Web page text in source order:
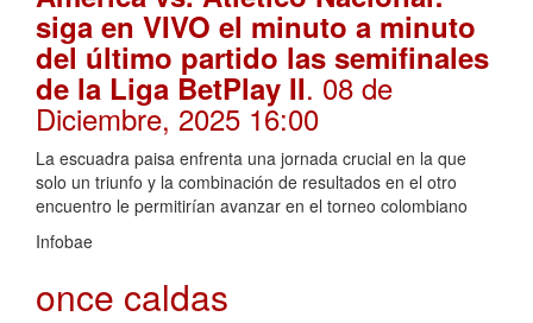
siga en VIVO el minuto a minuto
del último partido las semifinales
de la Liga BetPlay II. 08 de
Diciembre, 2025 16:00
La escuadra paisa enfrenta una jornada crucial en la que
solo un triunfo y la combinación de resultados en el otro
encuentro le permitirían avanzar en el torneo colombiano
Infobae
once caldas